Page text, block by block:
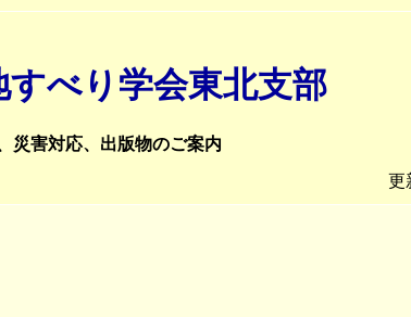
べり学会東北支部
災害対応、出版物のご案内
更